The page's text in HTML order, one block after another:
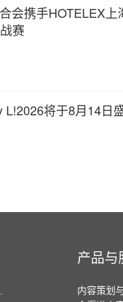
会携手HOTELEX上
赛
L!2026将于8月14日
产品与
内容策划